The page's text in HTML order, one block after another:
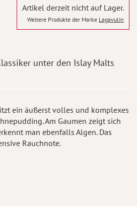
Artikel derzeit nicht auf Lager.
Weitere Produkte der Marke Lagavulin
unter den Islay Malts
ein äußerst volles und komplexes
Am Gaumen zeigt sich
man ebenfalls Algen. Das
Rauchnote.